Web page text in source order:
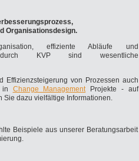
Organisationsdesign.
effiziente Abläufe und
durch KVP sind wesentliche
Effizienzsteigerung von Prozessen auch
in Change Management Projekte - auf
dazu vielfältige Informationen.
Beispiele aus unserer Beratungsarbeit